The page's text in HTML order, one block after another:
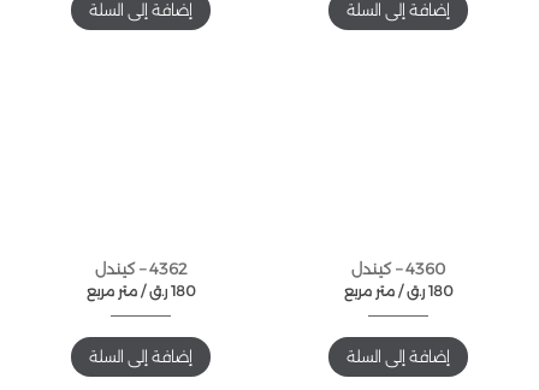
إضافة إلى السلة إضافة إلى السلة
4360 – كيندل
متر مربع / 180 ر.ق
إضافة إلى السلة
4362 – كيندل
متر مربع / 180 ر.ق
إضافة إلى السلة